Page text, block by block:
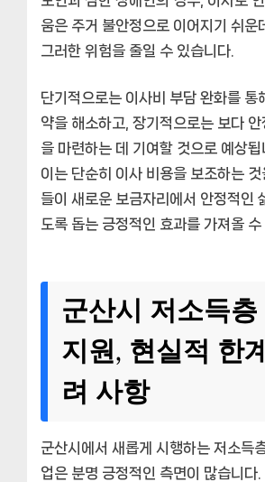
움은 주거 불안정으로 이어지기 쉬운
그러한 위험을 줄일 수 있습니다.
단기적으로는 이사비 부담 완화를 통
약을 해소하고, 장기적으로는 보다
을 마련하는 데 기여할 것으로 예상됩
이는 단순히 이사 비용을 보조하는
들이 새로운 보금자리에서 안정적인
도록 돕는 긍정적인 효과를 가져올 수
군산시 저소득층
지원, 현실적 한
려 사항
군산시에서 새롭게 시행하는 저소득
업은 분명 긍정적인 측면이 많습니다.